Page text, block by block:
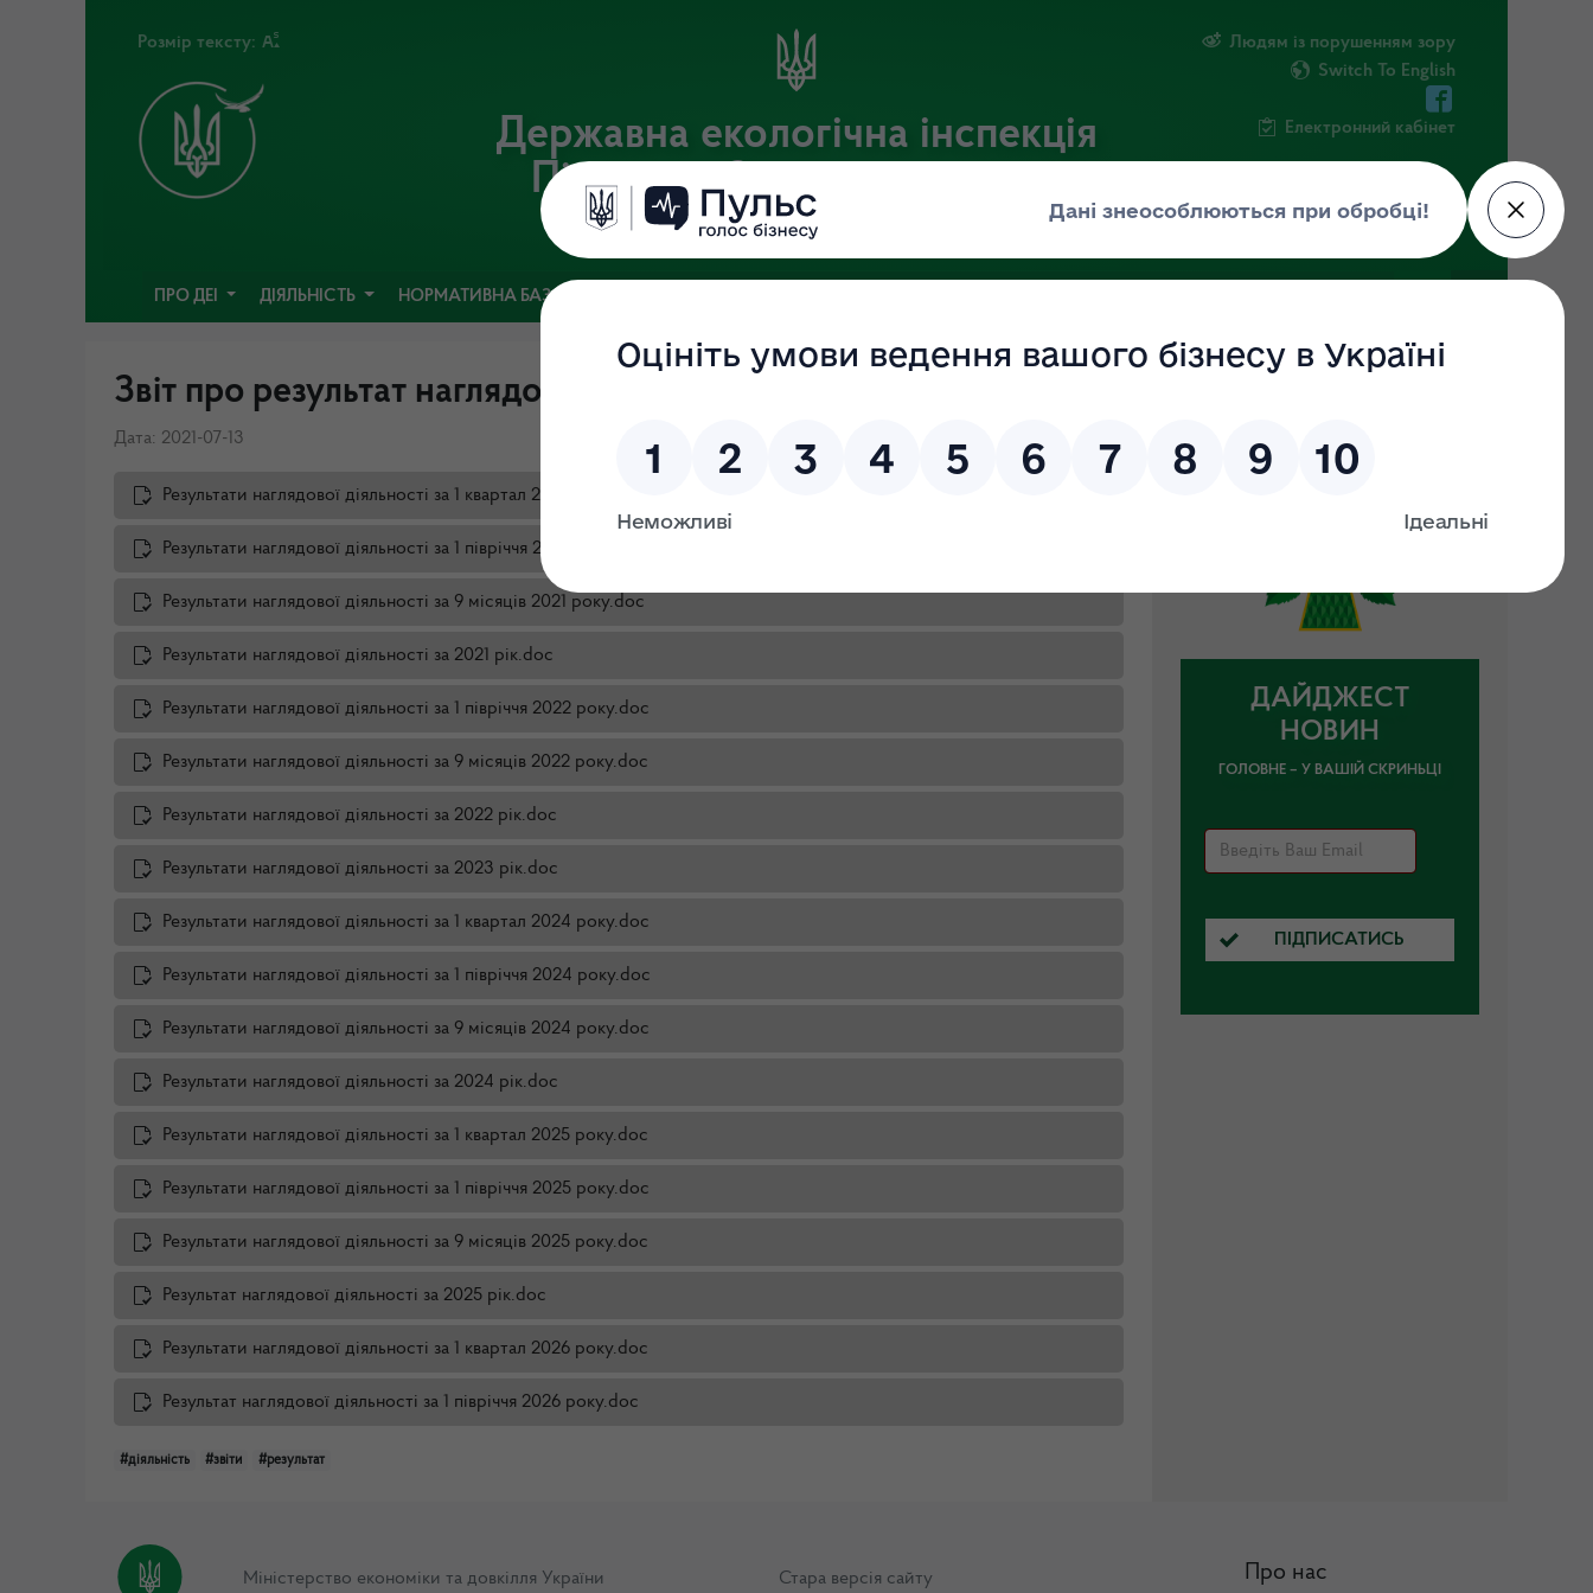
Розмір тексту:
Державна екологічна інспекція
Південно-Західного округу
Офіційний веб-портал Державної екологічної інспекції України
Людям із порушенням зору
Switch To English
Електронний кабінет
ПРО ДЕІ ДІЯЛЬНІСТЬ НОРМАТИВНА БАЗА
Звіт про результат наглядової діяльності
Дата: 2021-07-13
Результати наглядової діяльності за 1 квартал 2021 року.doc
Результати наглядової діяльності за 1 півріччя 2021 року.doc
Результати наглядової діяльності за 9 місяців 2021 року.doc
Результати наглядової діяльності за 2021 рік.doc
Результати наглядової діяльності за 1 півріччя 2022 року.doc
Результати наглядової діяльності за 9 місяців 2022 року.doc
Результати наглядової діяльності за 2022 рік.doc
Результати наглядової діяльності за 2023 рік.doc
Результати наглядової діяльності за 1 квартал 2024 року.doc
Результати наглядової діяльності за 1 півріччя 2024 року.doc
Результати наглядової діяльності за 9 місяців 2024 року.doc
Результати наглядової діяльності за 2024 рік.doc
Результати наглядової діяльності за 1 квартал 2025 року.doc
Результати наглядової діяльності за 1 півріччя 2025 року.doc
Результати наглядової діяльності за 9 місяців 2025 року.doc
Результат наглядової діяльності за 2025 рік.doc
Результати наглядової діяльності за 1 квартал 2026 року.doc
Результат наглядової діяльності за 1 півріччя 2026 року.doc
#діяльність #звіти #результат
ДАЙДЖЕСТ
НОВИН
ГОЛОВНЕ – У ВАШІЙ СКРИНЬЦІ
ПІДПИСАТИСЬ
Міністерство економіки та довкілля України Стара версія сайту Про нас